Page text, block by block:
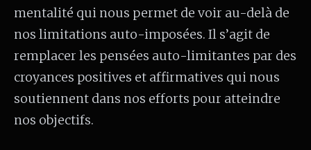
mentalité qui nous permet de voir au-delà de
nos limitations auto-imposées. Il s’agit de
remplacer les pensées auto-limitantes par des
croyances positives et affirmatives qui nous
soutiennent dans nos efforts pour atteindre
nos objectifs.